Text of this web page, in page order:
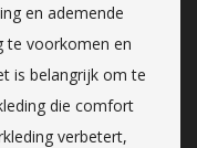
en ademende
te voorkomen en
is belangrijk om te
die comfort
verbetert,